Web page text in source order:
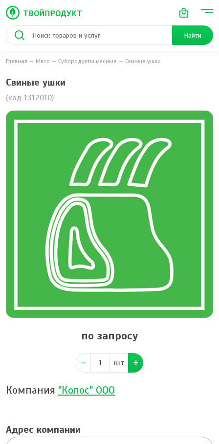
Найти
Главная Мясо Субпродукты мясные Свиные ушки
Свиные ушки
(код 1312010)
по запросу
шт
Компания "Колос" ООО
Адрес компании